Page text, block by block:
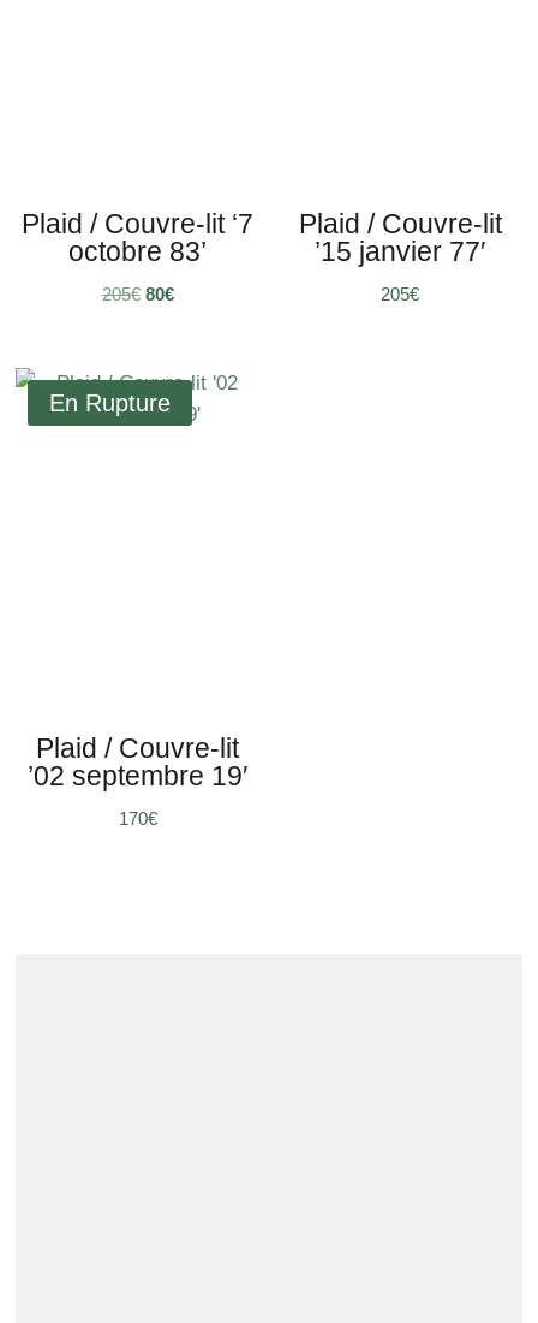
Plaid / Couvre-lit ‘7
octobre 83’
205€ Le
était :
205€.
80€Le
est :
80€.
Plaid / Couvre-lit
’15 janvier 77′
205€
Plaid / Couvre-lit
’02 septembre 19′
170€